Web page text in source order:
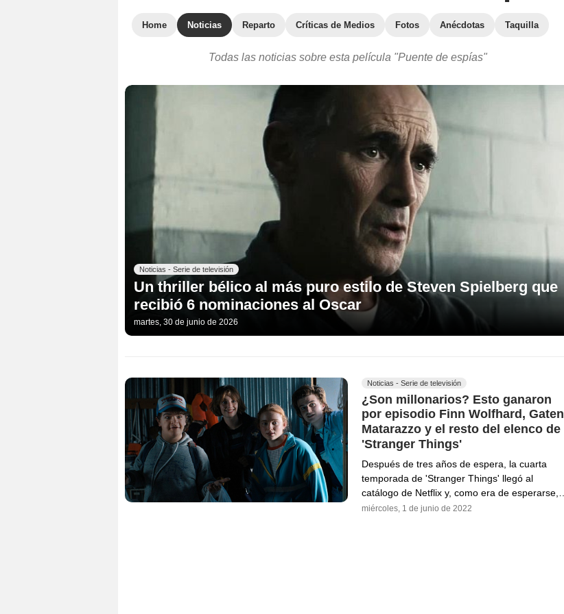
Home Noticias Reparto Críticas de Medios Fotos Anécdotas Taquilla
Todas las noticias sobre esta película "Puente de espías"
Noticias - Serie de televisión
Un thriller bélico al más puro estilo de Steven Spielberg que
recibió 6 nominaciones al Oscar
martes, 30 de junio de 2026
Noticias - Serie de televisión
¿Son millonarios? Esto ganaron
por episodio Finn Wolfhard, Gaten
Matarazzo y el resto del elenco de
'Stranger Things'
Después de tres años de espera, la cuarta
temporada de 'Stranger Things' llegó al
catálogo de Netflix y, como era de esperarse,…
miércoles, 1 de junio de 2022